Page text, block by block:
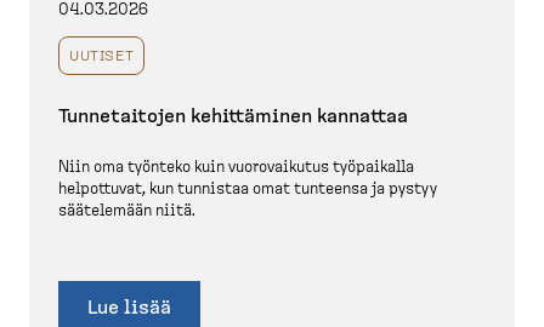
04.03.2026
UUTISET
Tunnetaitojen kehittäminen kannattaa
Niin oma työnteko kuin vuorovaikutus työpaikalla
helpottuvat, kun tunnistaa omat tunteensa ja pystyy
säätelemään niitä.
Lue lisää